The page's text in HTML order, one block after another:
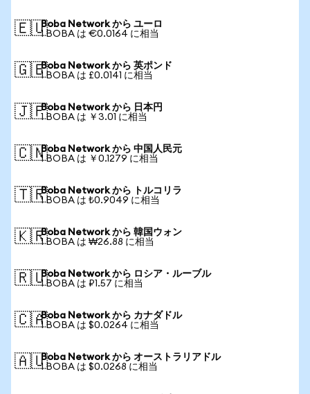
🇪🇺Boba Network から ユーロ
1 BOBA は €0.0164 に相当
🇬🇧Boba Network から 英ポンド
1 BOBA は £0.0141 に相当
🇯🇵Boba Network から 日本円
1 BOBA は ￥3.01 に相当
🇨🇳Boba Network から 中国人民元
1 BOBA は ￥0.1279 に相当
🇹🇷Boba Network から トルコリラ
1 BOBA は ₺0.9049 に相当
🇰🇷Boba Network から 韓国ウォン
1 BOBA は ₩26.88 に相当
🇷🇺Boba Network から ロシア・ルーブル
1 BOBA は ₽1.57 に相当
🇨🇦Boba Network から カナダドル
1 BOBA は $0.0264 に相当
🇦🇺Boba Network から オーストラリアドル
1 BOBA は $0.0268 に相当